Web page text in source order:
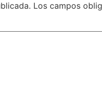
Los campos